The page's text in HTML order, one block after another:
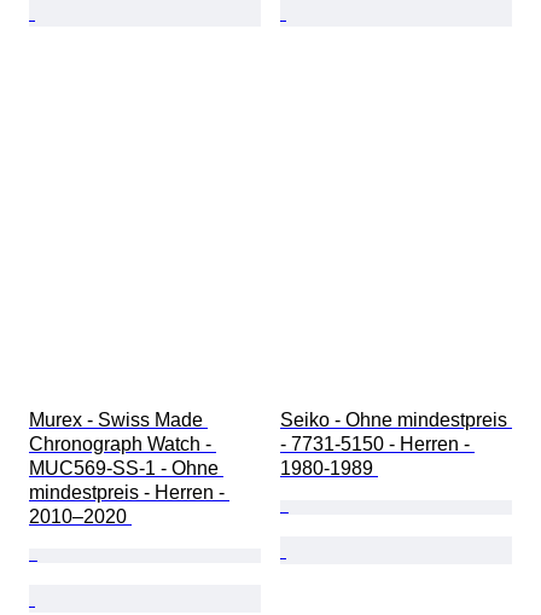
Murex - Swiss Made
Chronograph Watch -
MUC569-SS-1 - Ohne
mindestpreis - Herren -
2010–2020
Seiko - Ohne mindestpreis
- 7731-5150 - Herren -
1980-1989